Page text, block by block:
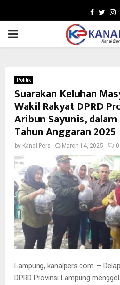
PRIMARY
Politik
Suarakan Keluhan
Wakil Rakyat DPRD
Aribun Sayunis, dalam
Tahun Anggaran 2025
by Kanal Pers March 14, 2025 0
Lampung, kanalpers.com. –
DPRD Provinsi Lampung